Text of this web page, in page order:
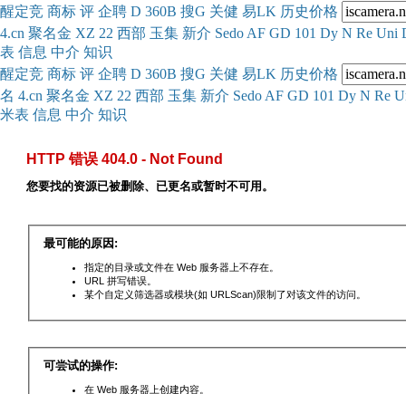
醒定竞 商标 评 企聘 D 360B 搜G 关健 易LK 历史价格
4.cn 聚名金 XZ 22 西部 玉集 新介 Sedo AF GD 101 Dy N Re Uni
表 信息 中介 知识